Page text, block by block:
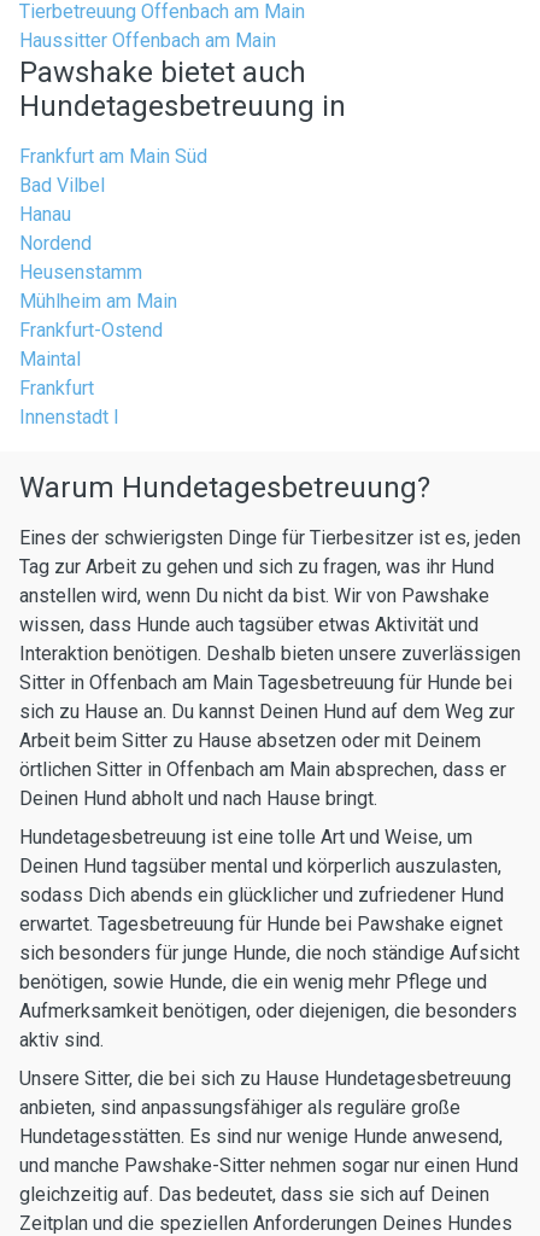
Tierbetreuung Offenbach am Main
Haussitter Offenbach am Main
Pawshake bietet auch
Hundetagesbetreuung in
Frankfurt am Main Süd
Bad Vilbel
Hanau
Nordend
Heusenstamm
Mühlheim am Main
Frankfurt-Ostend
Maintal
Frankfurt
Innenstadt I
Warum Hundetagesbetreuung?
Eines der schwierigsten Dinge für Tierbesitzer ist es, jeden
Tag zur Arbeit zu gehen und sich zu fragen, was ihr Hund
anstellen wird, wenn Du nicht da bist. Wir von Pawshake
wissen, dass Hunde auch tagsüber etwas Aktivität und
Interaktion benötigen. Deshalb bieten unsere zuverlässigen
Sitter in Offenbach am Main Tagesbetreuung für Hunde bei
sich zu Hause an. Du kannst Deinen Hund auf dem Weg zur
Arbeit beim Sitter zu Hause absetzen oder mit Deinem
örtlichen Sitter in Offenbach am Main absprechen, dass er
Deinen Hund abholt und nach Hause bringt.
Hundetagesbetreuung ist eine tolle Art und Weise, um
Deinen Hund tagsüber mental und körperlich auszulasten,
sodass Dich abends ein glücklicher und zufriedener Hund
erwartet. Tagesbetreuung für Hunde bei Pawshake eignet
sich besonders für junge Hunde, die noch ständige Aufsicht
benötigen, sowie Hunde, die ein wenig mehr Pflege und
Aufmerksamkeit benötigen, oder diejenigen, die besonders
aktiv sind.
Unsere Sitter, die bei sich zu Hause Hundetagesbetreuung
anbieten, sind anpassungsfähiger als reguläre große
Hundetagesstätten. Es sind nur wenige Hunde anwesend,
und manche Pawshake-Sitter nehmen sogar nur einen Hund
gleichzeitig auf. Das bedeutet, dass sie sich auf Deinen
Zeitplan und die speziellen Anforderungen Deines Hundes